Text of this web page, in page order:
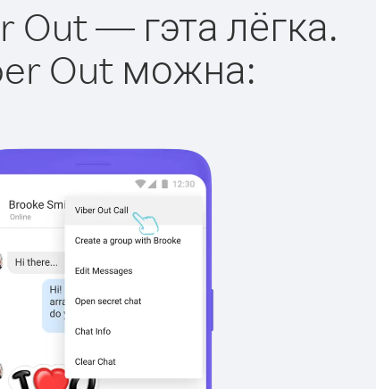
Out — гэта лёгка.
Out можна: